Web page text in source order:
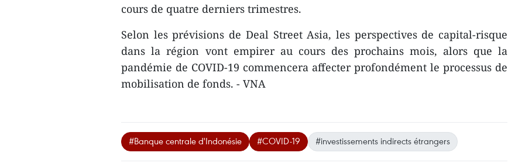
cours de quatre derniers trimestres.
Selon les prévisions de Deal Street Asia, les perspectives de capital-risque
dans la région vont empirer au cours des prochains mois, alors que la
pandémie de COVID-19 commencera affecter profondément le processus de
mobilisation de fonds. - VNA
#Banque centrale d'Indonésie #COVID-19 #investissements indirects étrangers